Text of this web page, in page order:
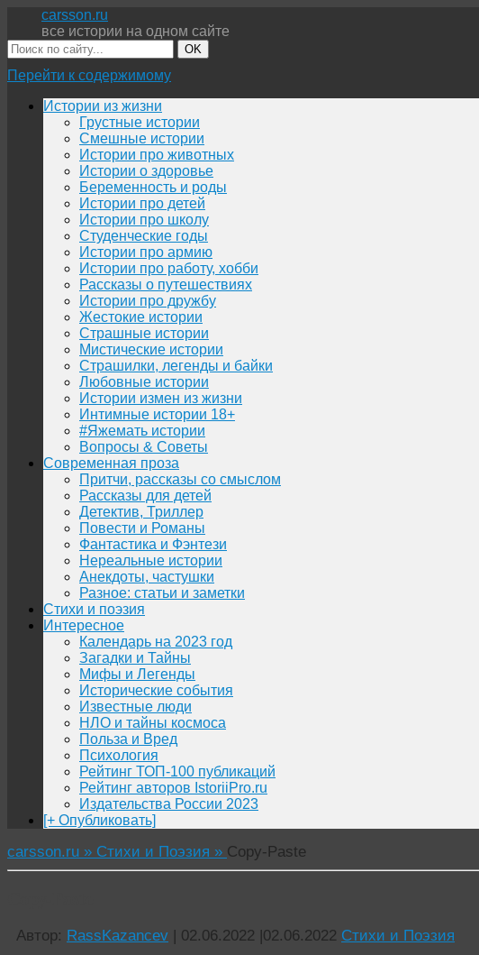
carsson.ru
все истории на одном сайте
OK
Перейти к содержимому
Истории из жизни
Грустные истории
Смешные истории
Истории про животных
Истории о здоровье
Беременность и роды
Истории про детей
Истории про школу
Студенческие годы
Истории про армию
Истории про работу, хобби
Рассказы о путешествиях
Истории про дружбу
Жестокие истории
Страшные истории
Мистические истории
Страшилки, легенды и байки
Любовные истории
Истории измен из жизни
Интимные истории 18+
#Яжемать истории
Вопросы & Советы
Современная проза
Притчи, рассказы со смыслом
Рассказы для детей
Детектив, Триллер
Повести и Романы
Фантастика и Фэнтези
Нереальные истории
Анекдоты, частушки
Разное: статьи и заметки
Стихи и поэзия
Интересное
Календарь на 2023 год
Загадки и Тайны
Мифы и Легенды
Исторические события
Известные люди
НЛО и тайны космоса
Польза и Вред
Психология
Рейтинг ТОП-100 публикаций
Рейтинг авторов IstoriiPro.ru
Издательства России 2023
[+ Опубликовать]
carsson.ru » Стихи и Поэзия » Copy-Paste
Автор: RassKazancev | 02.06.2022 |02.06.2022 Стихи и Поэзия